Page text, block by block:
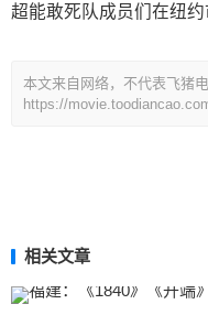
超能敢死队成员们在纽约
本文来自网络，不代表飞猪
https://
相关文章